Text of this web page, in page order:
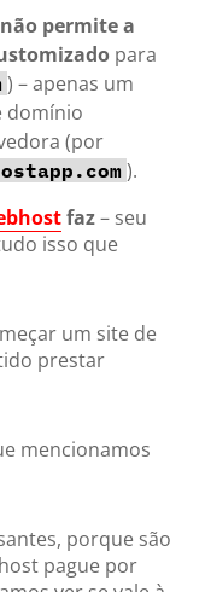
não permite a
para
) – apenas um
domínio
(por
).
faz– seu
isso que
um site de
prestar
mencionamos
porque são
pague por